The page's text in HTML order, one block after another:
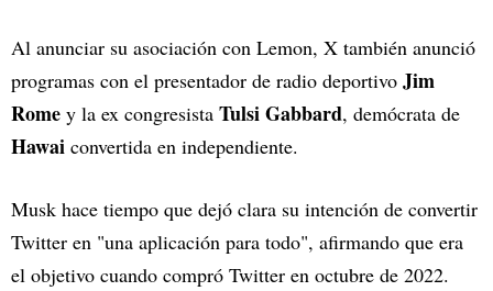
Al anunciar su asociación con Lemon, X también anunció
programas con el presentador de radio deportivo Jim
Rome y la ex congresista Tulsi Gabbard, demócrata de
Hawai convertida en independiente.
Musk hace tiempo que dejó clara su intención de convertir
Twitter en "una aplicación para todo", afirmando que era
el objetivo cuando compró Twitter en octubre de 2022.